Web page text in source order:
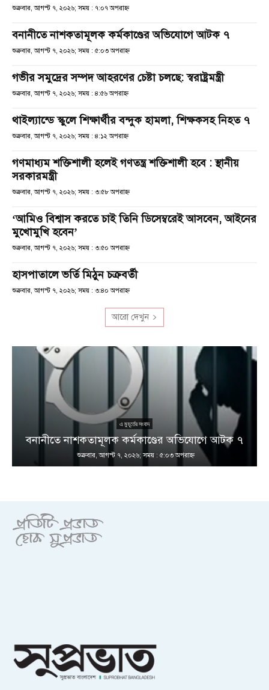
শুক্রবার, আগস্ট ৭, ২০২৬; সময় : ৭:০৭ অপরাহ্ণ
বনানীতে নাশকতামূলক কর্মকাণ্ডের অভিযোগে আটক ৭
শুক্রবার, আগস্ট ৭, ২০২৬; সময় : ৫:০৩ অপরাহ্ণ
গভীর সমুদ্রের সম্পদ আহরণের চেষ্টা চলছে: স্বরাষ্ট্রমন্ত্রী
শুক্রবার, আগস্ট ৭, ২০২৬; সময় : ৪:৫৬ অপরাহ্ণ
থাইল্যান্ডে স্কুলে শিক্ষার্থীর বন্দুক হামলা, শিক্ষকসহ নিহত ৭
শুক্রবার, আগস্ট ৭, ২০২৬; সময় : ৪:১২ অপরাহ্ণ
গণমাধ্যম শক্তিশালী হলেই গণতন্ত্র শক্তিশালী হবে : স্থানীয়
সরকারমন্ত্রী
শুক্রবার, আগস্ট ৭, ২০২৬; সময় : ৩:৫৮ অপরাহ্ণ
‘আমিও বিশ্বাস করতে চাই তিনি ডিসেম্বরেই আসবেন, আইনের
মুখোমুখি হবেন’
শুক্রবার, আগস্ট ৭, ২০২৬; সময় : ৩:৫০ অপরাহ্ণ
হাসপাতালে ভর্তি মিঠুন চক্রবর্তী
শুক্রবার, আগস্ট ৭, ২০২৬; সময় : ৩:৪০ অপরাহ্ণ
আরো দেখুন
এ মুহূর্তের সংবাদ
বনানীতে নাশকতামূলক কর্মকাণ্ডের অভিযোগে আটক ৭
শুক্রবার, আগস্ট ৭, ২০২৬; সময় : ৫:০৩ অপরাহ্ণ